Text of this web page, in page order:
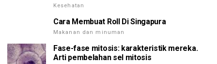
Kesehatan
Cara Membuat Roll Di Singapura
Makanan dan minuman
Fase-fase mitosis: karakteristik mereka.
Arti pembelahan sel mitosis